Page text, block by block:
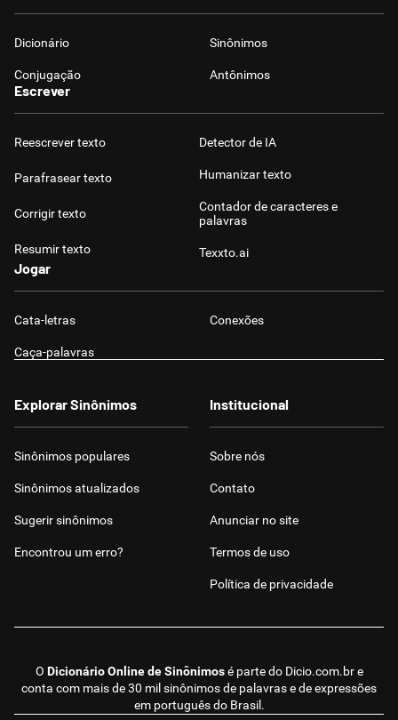
Dicionário Sinônimos
Conjugação Antônimos
Escrever
Reescrever texto
Parafrasear texto
Corrigir texto
Resumir texto
Detector de IA
Humanizar texto
Contador de caracteres e
palavras
Texxto.ai
Jogar
Cata-letras Conexões
Caça-palavras
O Dicionário Online de Sinônimosé parte do Dicio.com.bre
conta com mais de 30 mil sinônimos de palavras e de expressões
em português do Brasil.
Explorar Sinônimos
Sinônimos populares
Sinônimos atualizados
Sugerir sinônimos
Encontrou um erro?
Institucional
Sobre nós
Contato
Anunciar no site
Termos de uso
Política de privacidade